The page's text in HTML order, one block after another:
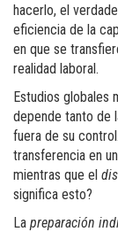
hacerlo, el
eficiencia de la
en que se
realidad laboral.
Estudios globales
depende tanto de
fuera de su
transferencia en
mientras que el
significa esto?
La preparación